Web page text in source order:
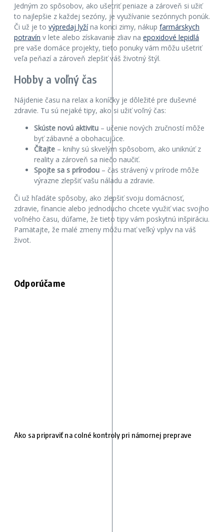
Jedným zo spôsobov, ako ušetriť peniaze a zároveň si užiť
to najlepšie z každej sezóny, je využívanie sezónnych ponúk.
Či už je to výpredaj lyžína konci zimy, nákup farmárskych
potravín v lete alebo získavanie zliav na epoxidové lepidlá
pre vaše domáce projekty, tieto ponuky vám môžu ušetriť
veľa peňazí a zároveň zlepšiť váš životný štýl.
Hobby a voľný čas
Nájdenie času na relax a koníčky je dôležité pre duševné
zdravie. Tu sú nejaké tipy, ako si užiť voľný čas:
Skúste novú aktivitu – učenie nových zručností môže
byť zábavné a obohacujúce.
Čítajte – knihy sú skvelým spôsobom, ako uniknúť z
reality a zároveň sa niečo naučiť.
Spojte sa s prírodou – čas strávený v prírode môže
výrazne zlepšiť vašu náladu a zdravie.
Či už hľadáte spôsoby, ako zlepšiť svoju domácnosť,
zdravie, financie alebo jednoducho chcete využiť viac svojho
voľného času, dúfame, že tieto tipy vám poskytnú inšpiráciu.
Pamätajte, že malé zmeny môžu mať veľký vplyv na váš
život.
Odporúčame
Ako sa pripraviť na colné kontroly pri námornej preprave